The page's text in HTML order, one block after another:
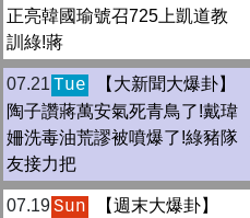
正亮韓國瑜號召725上凱道教
訓綠!蔣
07.21 Tue
【大新聞大爆卦】
陶子讚蔣萬安氣死青鳥了!戴瑋
姍洗毒油荒謬被噴爆了!綠豬隊
友接力把
07.19Sun
【週末大爆卦】